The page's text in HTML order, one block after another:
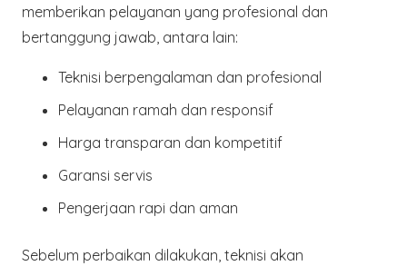
memberikan pelayanan yang profesional dan
bertanggung jawab, antara lain:
Teknisi berpengalaman dan profesional
Pelayanan ramah dan responsif
Harga transparan dan kompetitif
Garansi servis
Pengerjaan rapi dan aman
Sebelum perbaikan dilakukan, teknisi akan